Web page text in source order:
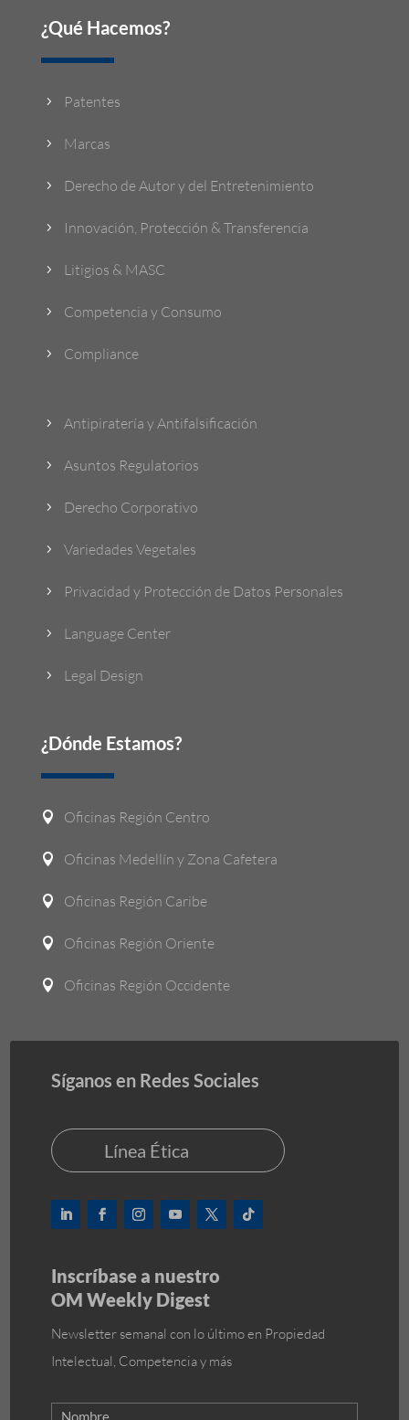
¿Qué Hacemos?
5 Patentes
5 Marcas
5 Derecho de Autor y del Entretenimiento
5 Innovación, Protección & Transferencia
5 Litigios & MASC
5 Competencia y Consumo
5 Compliance
5 Antipiratería y Antifalsificación
5 Asuntos Regulatorios
5 Derecho Corporativo
5 Variedades Vegetales
5 Privacidad y Protección de Datos Personales
5 Language Center
5 Legal Design
¿Dónde Estamos?
 Oficinas Región Centro
 Oficinas Medellín y Zona Cafetera
 Oficinas Región Caribe
 Oficinas Región Oriente
 Oficinas Región Occidente
Síganos en Redes Sociales
Línea Ética
Inscríbase a nuestro
OM Weekly Digest
Newsletter semanal con lo último en Propiedad
Intelectual, Competencia y más